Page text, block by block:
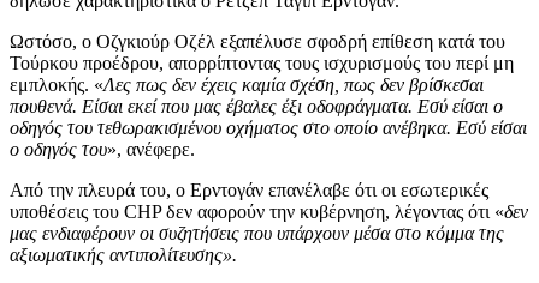
Ωστόσο, ο Οζγκιούρ Οζέλ εξαπέλυσε σφοδρή επίθεση κατά του
Τούρκου προέδρου, απορρίπτοντας τους ισχυρισμούς του περί μη
εμπλοκής. «Λες πως δεν έχεις καμία σχέση, πως δεν βρίσκεσαι
πουθενά. Είσαι εκεί που μας έβαλες έξι οδοφράγματα. Εσύ είσαι ο
οδηγός του τεθωρακισμένου οχήματος στο οποίο ανέβηκα. Εσύ είσαι
ο οδηγός του», ανέφερε.
Από την πλευρά του, ο Ερντογάν επανέλαβε ότι οι εσωτερικές
υποθέσεις του CHP δεν αφορούν την κυβέρνηση, λέγοντας ότι «δεν
μας ενδιαφέρουν οι συζητήσεις που υπάρχουν μέσα στο κόμμα της
αξιωματικής αντιπολίτευσης».